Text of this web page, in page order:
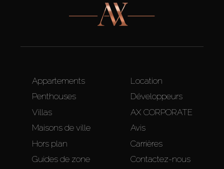
Appartements
Penthouses
Villas
Maisons de ville
Hors plan
Guides de zone
Location
Développeurs
AX CORPORATE
Avis
Carrières
Contactez-nous